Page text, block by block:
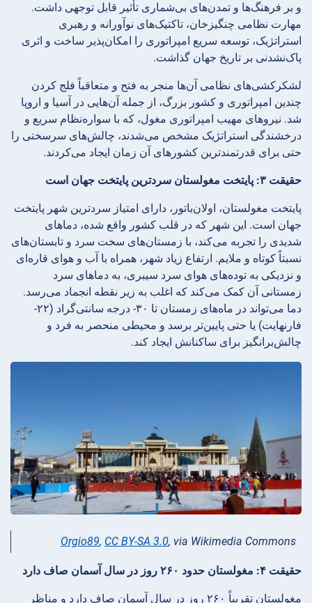
و بر فرهنگ‌ها و تمدن‌های بی‌شماری تأثیر قابل توجهی داشت.
مهارت نظامی چنگیزخان، تاکتیک‌های نوآورانه و رهبری
استراتژیک، توسعه سریع امپراتوری را امکان‌پذیر ساخت و اثری
پاک‌نشدنی بر تاریخ جهان گذاشت.
لشکرکشی‌های نظامی آن‌ها منجر به فتح و متعاقباً فلج کردن
چندین امپراتوری و کشور بزرگ، از جمله آن‌هایی در آسیا و اروپا
شد. نیروهای مهیب امپراتوری مغول، که با سواره‌نظام سریع و
درخشندگی استراتژیک مشخص می‌شدند، چالش‌های سرسختی را
حتی برای قدرتمندترین کشورهای آن زمان ایجاد می‌کردند.
حقیقت ۳: پایتخت مغولستان سردترین پایتخت جهان است
پایتخت مغولستان، اولان‌باتور، دارای امتیاز سردترین شهر پایتخت
جهان است. این شهر که در قلب کشور واقع شده، دماهای
شدیدی را تجربه می‌کند، با زمستان‌های سخت سرد و تابستان‌های
نسبتاً کوتاه و ملایم. ارتفاع زیاد شهر، همراه با آب و هوای قاره‌ای
و نزدیکی به توده‌های هوای سرد سیبری، به دماهای سرد
زمستانی آن کمک می‌کند که اغلب به زیر نقطه انجماد می‌رسد.
دما می‌تواند در ماه‌های زمستان تا ۳۰- درجه سانتی‌گراد (۲۲-
فارنهایت) یا حتی پایین‌تر برسد و محیطی منحصر به فرد و
چالش‌برانگیز برای ساکنانش ایجاد کند.
Orgio89, CC BY-SA 3.0, via Wikimedia Commons
حقیقت ۴: مغولستان حدود ۲۶۰ روز در سال آسمان صاف دارد
مغولستان تقریباً ۲۶۰ روز در سال آسمان صاف دارد و مناظر